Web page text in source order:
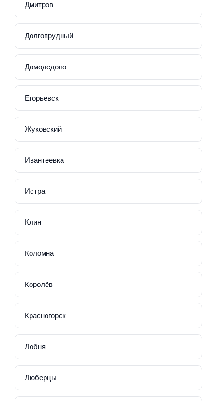
Дмитров
Долгопрудный
Домодедово
Егорьевск
Жуковский
Ивантеевка
Истра
Клин
Коломна
Королёв
Красногорск
Лобня
Люберцы